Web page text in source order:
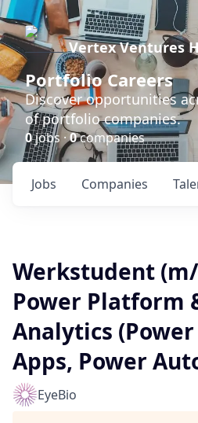
Vertex Ventures
Portfolio Careers
Discover opportunities
of portfolio companies.
0jobs ·0companies
Jobs Companies
Werkstudent
Power Platform
Analytics
Apps, Power
EyeBio